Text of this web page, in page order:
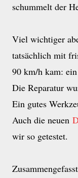
schummelt der
Viel wichtiger
tatsächlich mit
90 km/h kam:
Die Reparatur
Ein gutes
Auch die neuen
wir so getestet.